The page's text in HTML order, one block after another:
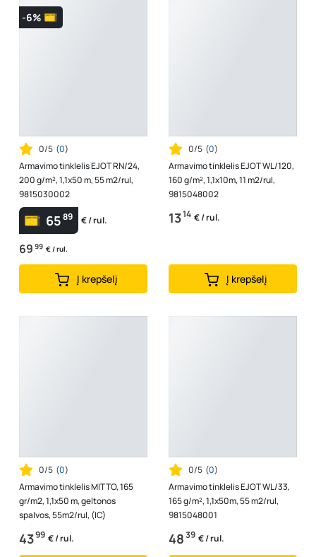
-6%
0/5 (0)
Armavimo tinklelis EJOT RN/24,
200 g/m², 1,1x50 m, 55 m2/rul,
9815030002
6589 € / rul.
69 99 € / rul.
Į krepšelį
0/5 (0)
Armavimo tinklelis EJOT WL/120,
160 g/m², 1,1x10m, 11 m2/rul,
9815048002
1314 € / rul.
Į krepšelį
0/5 (0)
Armavimo tinklelis MITTO, 165
gr/m2, 1,1x50 m, geltonos
spalvos, 55m2/rul, (IC)
4399 € / rul.
0/5 (0)
Armavimo tinklelis EJOT WL/33,
165 g/m², 1,1x50m, 55 m2/rul,
9815048001
4839 € / rul.